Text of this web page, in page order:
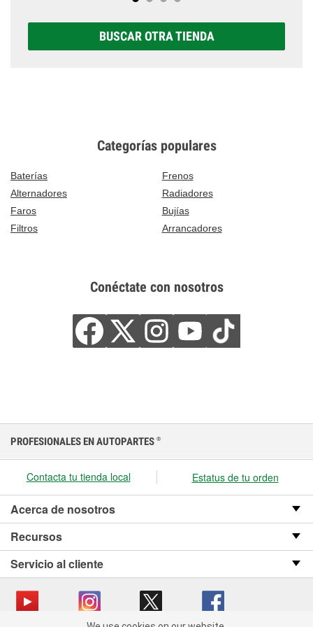
BUSCAR OTRA TIENDA
Categorías populares
Baterías
Frenos
Alternadores
Radiadores
Faros
Bujías
Filtros
Arrancadores
Conéctate con nosotros
PROFESIONALES EN AUTOPARTES ®
Contacta tu tienda local Estatus de tu orden
Acerca de nosotros
Recursos
Servicio al cliente